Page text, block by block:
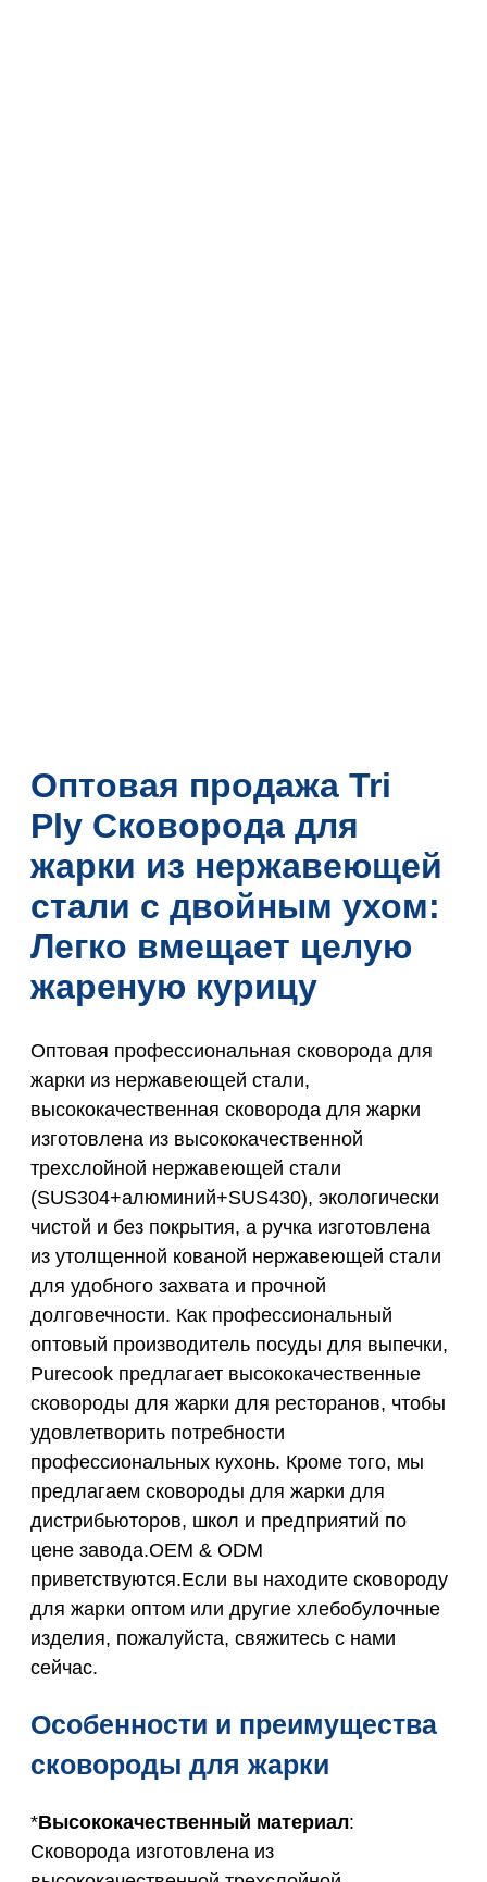
Оптовая продажа Tri
Ply Сковорода для
жарки из нержавеющей
стали с двойным ухом:
Легко вмещает целую
жареную курицу
Оптовая профессиональная сковорода для
жарки из нержавеющей стали,
высококачественная сковорода для жарки
изготовлена из высококачественной
трехслойной нержавеющей стали
(SUS304+алюминий+SUS430), экологически
чистой и без покрытия, а ручка изготовлена
из утолщенной кованой нержавеющей стали
для удобного захвата и прочной
долговечности. Как профессиональный
оптовый производитель посуды для выпечки,
Purecook предлагает высококачественные
сковороды для жарки для ресторанов, чтобы
удовлетворить потребности
профессиональных кухонь. Кроме того, мы
предлагаем сковороды для жарки для
дистрибьюторов, школ и предприятий по
цене завода.OEM & ODM
приветствуются.Если вы находите сковороду
для жарки оптом или другие хлебобулочные
изделия, пожалуйста, свяжитесь с нами
сейчас.
Особенности и преимущества
сковороды для жарки
*Высококачественный материал:
Сковорода изготовлена из